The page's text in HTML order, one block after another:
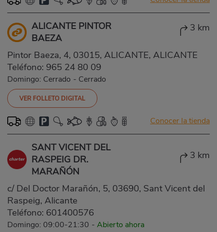
ALICANTE PINTOR
BAEZA
3 km
Pintor Baeza, 4, 03015, ALICANTE, ALICANTE
Teléfono: 965 24 80 09
Domingo: Cerrado - Cerrado
VER FOLLETO DIGITAL
Conocer la tienda
SANT VICENT DEL
RASPEIG DR.
MARAÑÓN
3 km
c/ Del Doctor Marañón, 5, 03690, Sant Vicent del
Raspeig, Alicante
Teléfono: 601400576
Domingo: 09:00-21:30 - Abierto ahora